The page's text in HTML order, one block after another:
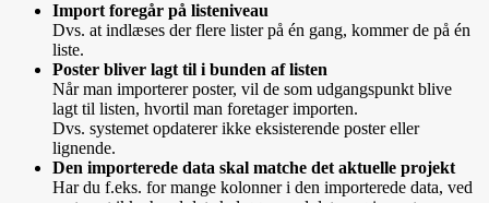
Import foregår på listeniveau
Dvs. at indlæses der flere lister på én gang, kommer de på én
liste.
Poster bliver lagt til i bunden af listen
Når man importerer poster, vil de som udgangspunkt blive
lagt til listen, hvortil man foretager importen.
Dvs. systemet opdaterer ikke eksisterende poster eller
lignende.
Den importerede data skal matche det aktuelle projekt
Har du f.eks. for mange kolonner i den importerede data, ved